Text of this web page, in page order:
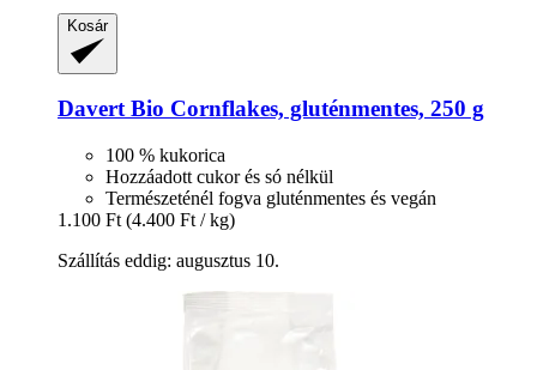
Kosár
DavertBio Cornflakes, gluténmentes, 250 g
100 % kukorica
Hozzáadott cukor és só nélkül
Természeténél fogva gluténmentes és vegán
1.100 Ft (4.400 Ft / kg)
Szállítás eddig: augusztus 10.